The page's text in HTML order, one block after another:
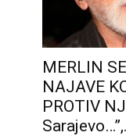
MERLIN
NAJAVE
PROTIV